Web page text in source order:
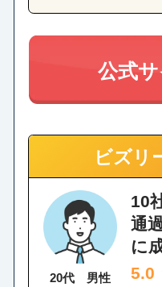
公式
ビズリ
20代 男性
10
通
に
5.0